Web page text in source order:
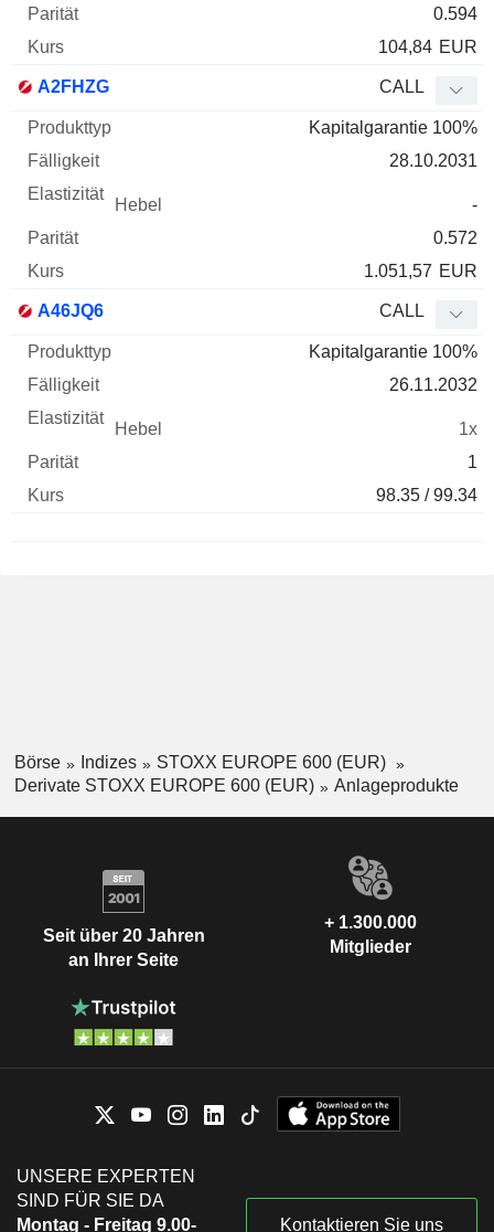
0.594
104,84 EUR
A2FHZG CALL
Kapitalgarantie 100%
28.10.2031
-
0.572
1.051,57 EUR
A46JQ6 CALL
Kapitalgarantie 100%
26.11.2032
1x
1
98.35 / 99.34
Börse Indizes
STOXX EUROPE 600 (EUR)
Derivate STOXX EUROPE 600 (EUR)
Anlageprodukte
Seit über 20 Jahren
an Ihrer Seite
+ 1.300.000
Mitglieder
UNSERE EXPERTEN
SIND FÜR SIE DA
Montag - Freitag 9.00-
Kontaktieren Sie uns